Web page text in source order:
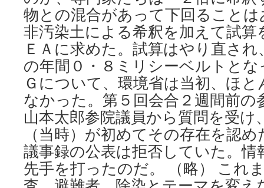
物との混合があって下回ること
非汚染土による希釈を加えて試
ＥＡに求めた。試算はやり直さ
の年間０・８ミリシーベルトと
Ｇについて、環境省は当初、ほ
なかった。第５回会合２週間前の
山本太郎参院議員から質問を受け
（当時）が初めてその存在を認
議事録の公表は拒否していた。情
先手を打ったのだ。 （略） これ